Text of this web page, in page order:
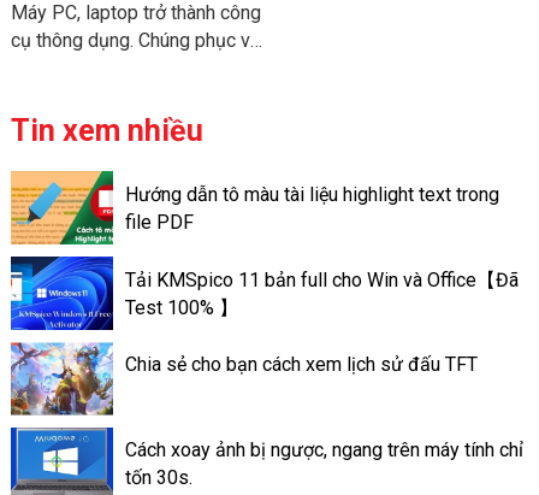
Máy PC, laptop trở thành công
cụ thông dụng. Chúng phục vụ
tính đươc đảm bảo. Bạn cần
định kỳ. Việc tra keo tản nhiệt
trên máy tính có thể giúp máy
tính có thể đạt được hiệu suất
tốt. Và có hoạt động ổn định
tốt hơn. Sau đây là thông tin về
mức quan trọng của keo tản
nhiệt ở trên máy tính.
Tin xem nhiều
Hướng dẫn tô màu tài liệu highlight text trong
file PDF
Tải KMSpico 11 bản full cho Win và Office【Đã
Test 100% 】
Chia sẻ cho bạn cách xem lịch sử đấu TFT
Cách xoay ảnh bị ngược, ngang trên máy tính chỉ
tốn 30s.